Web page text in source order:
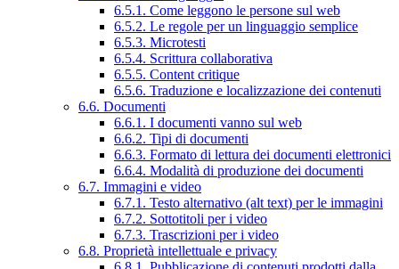
6.5.1. Come leggono le persone sul web
6.5.2. Le regole per un linguaggio semplice
6.5.3. Microtesti
6.5.4. Scrittura collaborativa
6.5.5. Content critique
6.5.6. Traduzione e localizzazione dei contenuti
6.6. Documenti
6.6.1. I documenti vanno sul web
6.6.2. Tipi di documenti
6.6.3. Formato di lettura dei documenti elettronici
6.6.4. Modalità di produzione dei documenti
6.7. Immagini e video
6.7.1. Testo alternativo (alt text) per le immagini
6.7.2. Sottotitoli per i video
6.7.3. Trascrizioni per i video
6.8. Proprietà intellettuale e privacy